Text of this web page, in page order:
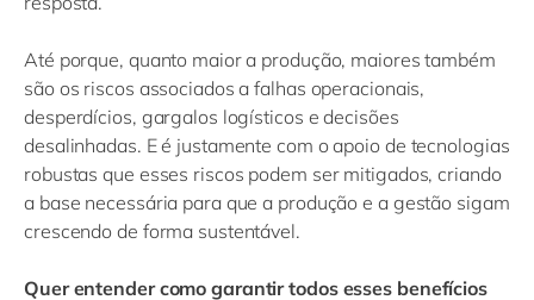
Até porque, quanto maior a produção, maiores também
são os riscos associados a falhas operacionais,
desperdícios, gargalos logísticos e decisões
desalinhadas. E é justamente com o apoio de tecnologias
robustas que esses riscos podem ser mitigados, criando
a base necessária para que a produção e a gestão sigam
crescendo de forma sustentável.
Quer entender como garantir todos esses benefícios